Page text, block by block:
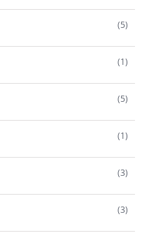
(5)
(1)
(5)
(1)
(3)
(3)